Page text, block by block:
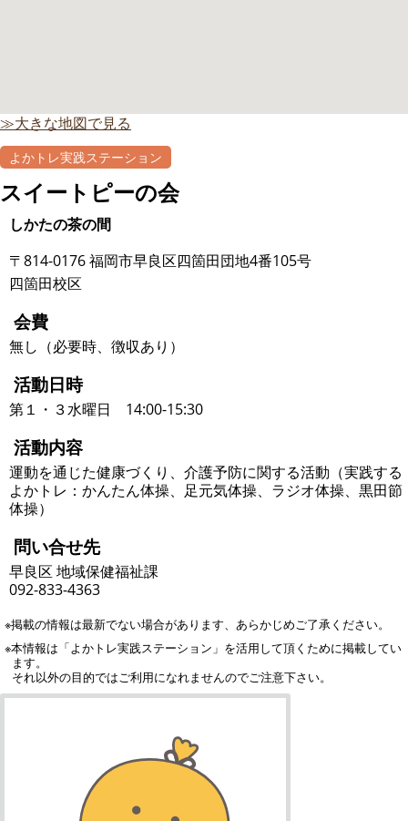
≫大きな地図で見る
よかトレ実践ステーション
スイートピーの会
しかたの茶の間
〒814-0176 福岡市早良区四箇田団地4番105号
四箇田校区
会費
無し（必要時、徴収あり）
活動日時
第１・３水曜日 14:00-15:30
活動内容
運動を通じた健康づくり、介護予防に関する活動（実践する
よかトレ：かんたん体操、足元気体操、ラジオ体操、黒田節
体操）
問い合せ先
早良区 地域保健福祉課
092-833-4363
※掲載の情報は最新でない場合があります、あらかじめご了承ください。
※本情報は「よかトレ実践ステーション」を活用して頂くために掲載してい
ます。
それ以外の目的ではご利用になれませんのでご注意下さい。